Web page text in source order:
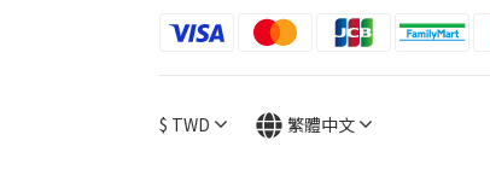
$ TWD 繁體中文